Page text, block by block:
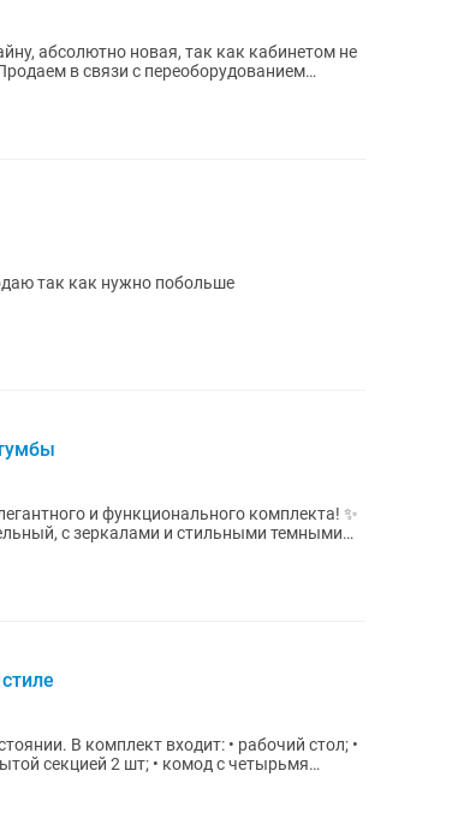
абсолютно новая, так как кабинетом не
в связи с переоборудованием
так как нужно побольше
и функционального комплекта! ✨
с зеркалами и стильными темными
стол; •
секцией 2 шт; • комод с четырьмя